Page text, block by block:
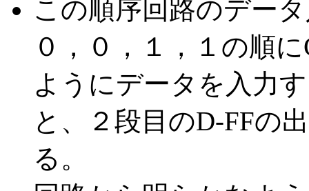
この順序回路のデー
０，０，１，１の順
ようにデータを入力
と、２段目のD-FFの
る。